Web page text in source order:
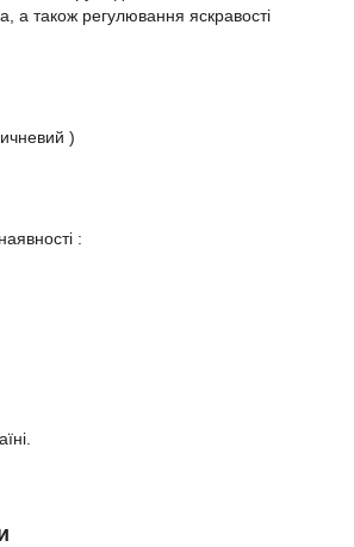
а також регулювання яскравості
)
: